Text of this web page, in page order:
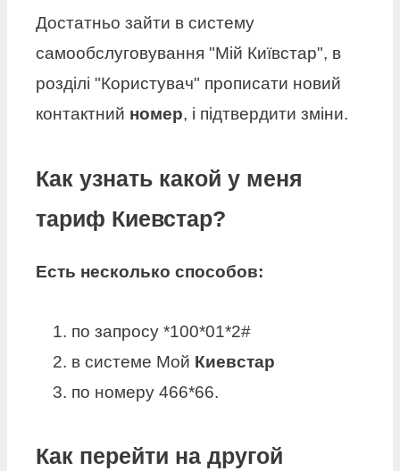
Достатньо зайти в систему
самообслуговування "Мій Київстар", в
розділі "Користувач" прописати новий
контактний номер, і підтвердити зміни.
Как узнать какой у меня
тариф Киевстар?
Есть несколько способов:
по запросу *100*01*2#
в системе Мой Киевстар
по номеру 466*66.
Как перейти на другой